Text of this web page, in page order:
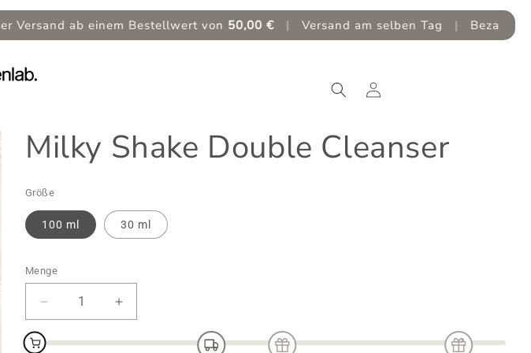
Bestellwert von 50,00 € | Versand am selben Tag | Bezahlen Sie 30 Tage
Einloggen
Milky Shake Double Cleanser
Größe
100 ml 30 ml
Menge
Reduzierte
Menge
für
Menge
für
Milky